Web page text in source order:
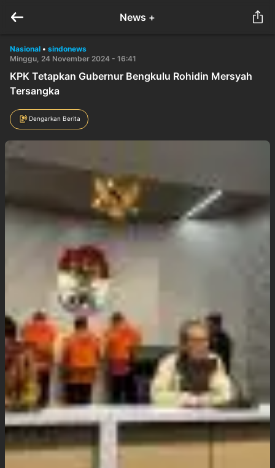
News +
Nasional • sindonews
Minggu, 24 November 2024 - 16:41
KPK Tetapkan Gubernur Bengkulu Rohidin Mersyah
Tersangka
Dengarkan Berita